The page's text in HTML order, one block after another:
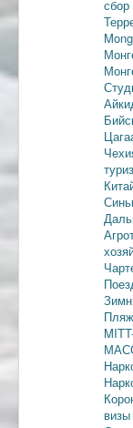
сбор
визы